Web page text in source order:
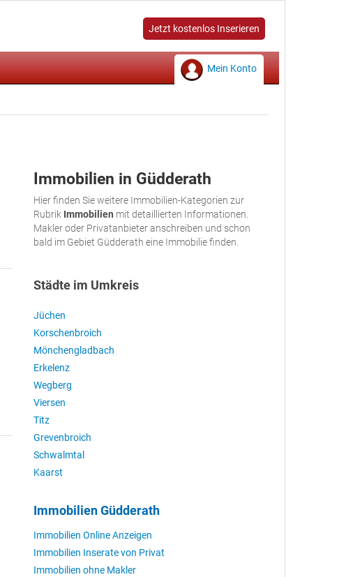
Jetzt kostenlos Inserieren
Mein Konto
Immobilien in Güdderath
Hier finden Sie weitere Immobilien-Kategorien zur
Rubrik Immobilien mit detaillierten Informationen.
Makler oder Privatanbieter anschreiben und schon
bald im Gebiet Güdderath eine Immobilie finden.
Städte im Umkreis
Jüchen
Korschenbroich
Mönchengladbach
Erkelenz
Wegberg
Viersen
Titz
Grevenbroich
Schwalmtal
Kaarst
Immobilien Güdderath
Immobilien Online Anzeigen
Immobilien Inserate von Privat
Immobilien ohne Makler